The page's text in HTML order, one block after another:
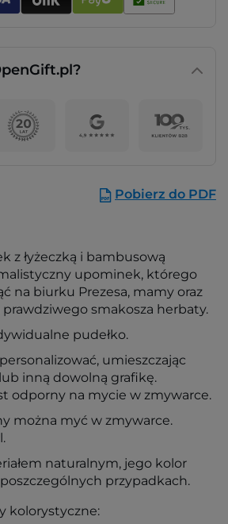
Pobierz do PDF
z łyżeczką i bambusową
upominek, którego
na biurku Prezesa, mamy oraz
smakosza herbaty.
pudełko.
umieszczając
inną dowolną grafikę.
odporny na mycie w zmywarce.
można myć w zmywarce.
naturalnym, jego kolor
przypadkach.
kolorystyczne: